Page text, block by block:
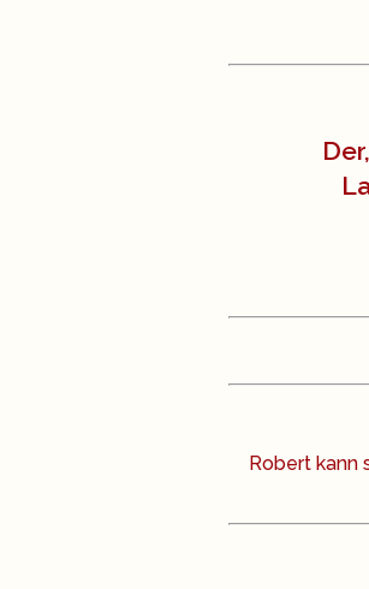
Robert kann